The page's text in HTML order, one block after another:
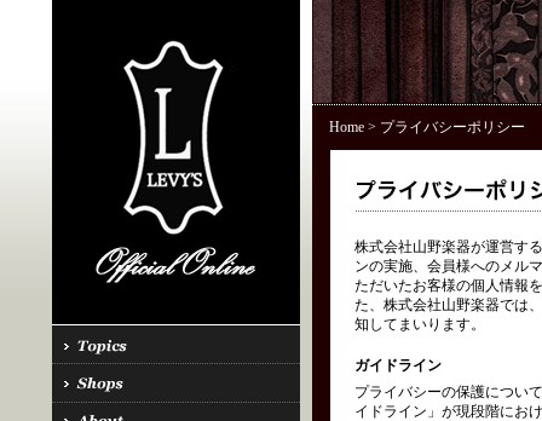
Home> プライバシーポリシー
株式会社山野楽器が運営す
ンの実施、会員様へのメル
ただいたお客様の個人情報
た、株式会社山野楽器では
知してまいります。
ガイドライン
プライバシーの保護につい
イドライン」が現段階にお